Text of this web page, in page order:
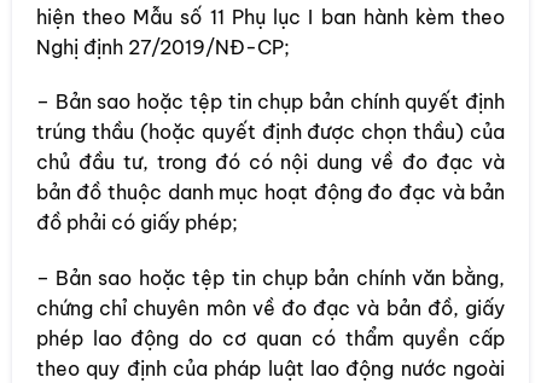
hiện theo Mẫu số 11 Phụ lục I ban hành kèm theo
Nghị định 27/2019/NĐ-CP;
– Bản sao hoặc tệp tin chụp bản chính quyết định
trúng thầu (hoặc quyết định được chọn thầu) của
chủ đầu tư, trong đó có nội dung về đo đạc và
bản đồ thuộc danh mục hoạt động đo đạc và bản
đồ phải có giấy phép;
– Bản sao hoặc tệp tin chụp bản chính văn bằng,
chứng chỉ chuyên môn về đo đạc và bản đồ, giấy
phép lao động do cơ quan có thẩm quyền cấp
theo quy định của pháp luật lao động nước ngoài